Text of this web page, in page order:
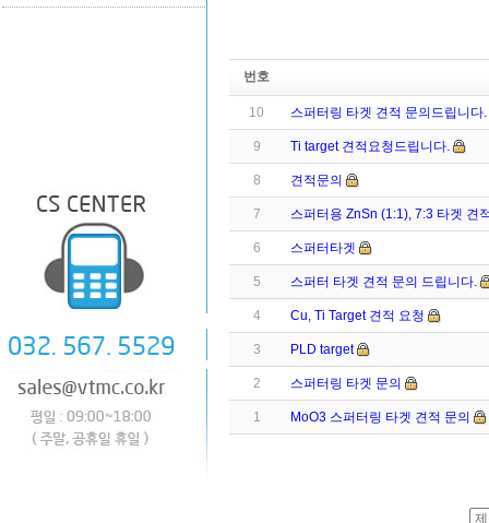
번호
10 스퍼터링 타겟 견적 문의드립니다.
9 Ti target 견적요청드립니다.
8 견적문의
7 스퍼터용 ZnSn (1:1), 7:3 타겟 견
6 스퍼터타겟
5 스퍼터 타겟 견적 문의 드립니다.
4 Cu, Ti Target 견적 요청
3 PLD target
2 스퍼터링 타겟 문의
1 MoO3 스퍼터링 타겟 견적 문의